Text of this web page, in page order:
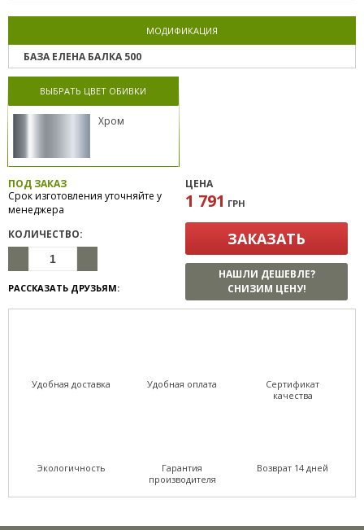
МОДИФИКАЦИЯ
БАЗА ЕЛЕНА БАЛКА 500
ВЫБРАТЬ ЦВЕТ ОБИВКИ
Хром
ПОД ЗАКАЗ
Срок изготовления уточняйте у
менеджера
КОЛИЧЕСТВО:
РАССКАЗАТЬ ДРУЗЬЯМ:
ЦЕНА
1 791 ГРН
ЗАКАЗАТЬ
НАШЛИ ДЕШЕВЛЕ?
СНИЗИМ ЦЕНУ!
Удобная доставка Удобная оплата
Сертификат
качества
Экологичность
Гарантия
производителя
Возврат 14 дней